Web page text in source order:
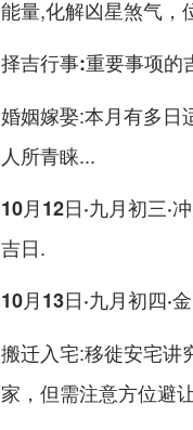
能量,化解凶星煞气，
择吉行事:重要事项的
婚姻嫁娶:本月有多日
人所青睐...
10月12日·九月初三·
吉日.
10月13日·九月初四·
搬迁入宅:移徙安宅讲
家，但需注意方位避让